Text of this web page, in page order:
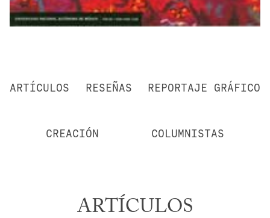
ARTÍCULOS RESEÑAS REPORTAJE GRÁFICO
CREACIÓN COLUMNISTAS
ARTÍCULOS